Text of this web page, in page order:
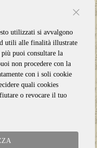
utilizzati si avvalgono
utili alle finalità illustrate
puoi consultare la
non procedere con la
con i soli cookie
quali cookies
o revocare il tuo